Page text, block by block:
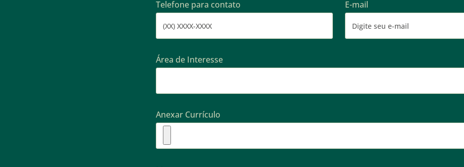
Telefone para contato E-mail
Área de Interesse
Anexar Currículo